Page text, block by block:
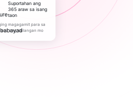
Suportahan ang
365 araw sa isang
taon
magagamit para sa
ano ang kailangan mo